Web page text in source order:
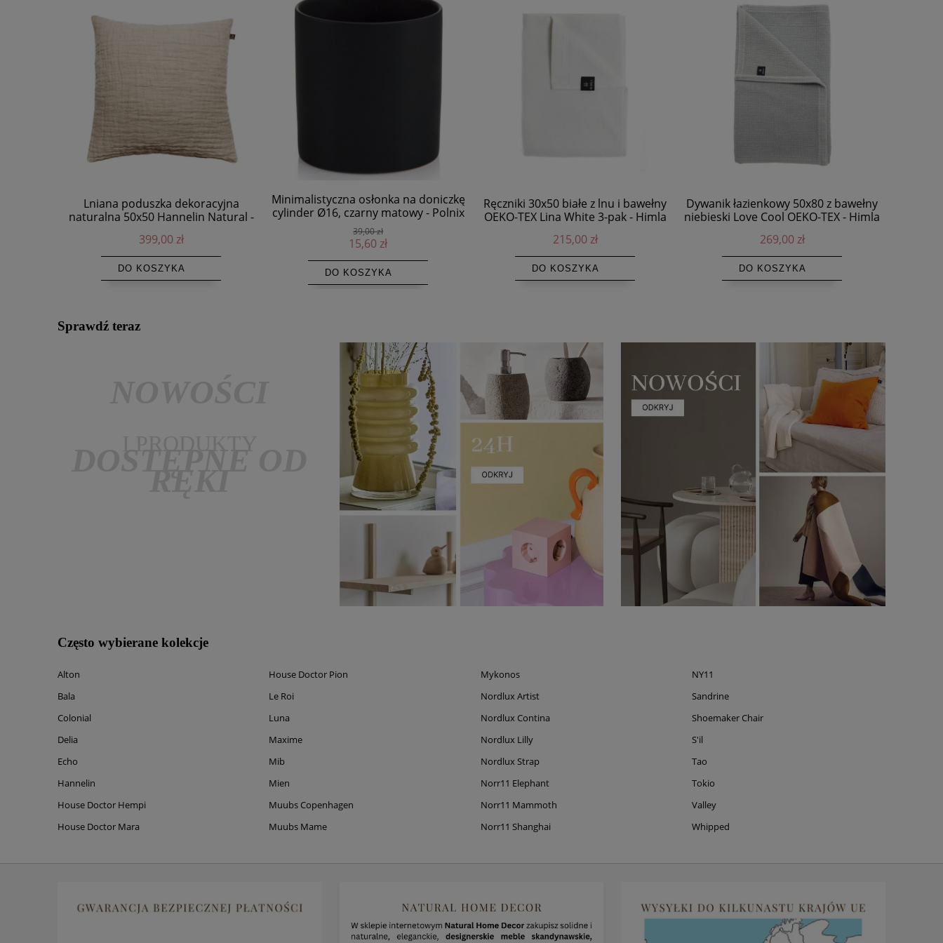
Lniana poduszka dekoracyjna
naturalna 50x50 Hannelin Natural -
399,00 zł
DO KOSZYKA
Minimalistyczna osłonka na doniczkę
cylinder Ø16, czarny matowy - Polnix
39,00 zł
15,60 zł
DO KOSZYKA
Ręczniki 30x50 białe z lnu i bawełny
OEKO-TEX Lina White 3-pak - Himla
215,00 zł
DO KOSZYKA
Dywanik łazienkowy 50x80 z bawełny
niebieski Love Cool OEKO-TEX - Himla
269,00 zł
DO KOSZYKA
Sprawdź teraz
Często wybierane kolekcje
Alton
Bala
Colonial
Delia
Echo
Hannelin
House Doctor Hempi
House Doctor Mara
House Doctor Pion
Le Roi
Luna
Maxime
Mib
Mien
Muubs Copenhagen
Muubs Mame
Mykonos
Nordlux Artist
Nordlux Contina
Nordlux Lilly
Nordlux Strap
Norr11 Elephant
Norr11 Mammoth
Norr11 Shanghai
NY11
Sandrine
Shoemaker Chair
S'il
Tao
Tokio
Valley
Whipped